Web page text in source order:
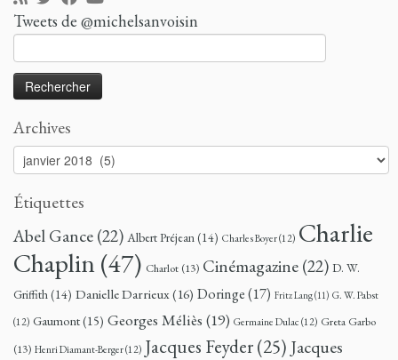
Tweets de @michelsanvoisin
Archives
Archives
Étiquettes
Abel Gance(22) Albert Préjean(14) Charles Boyer(12) Charlie
Chaplin(47) Charlot (13) Cinémagazine(22) D. W.
Griffith(14) Danielle Darrieux(16) Doringe(17) Fritz Lang(11) G. W. Pabst
(12) Gaumont(15) Georges Méliès (19) Germaine Dulac (12) Greta Garbo
(13) Henri Diamant-Berger(12) Jacques Feyder(25) Jacques